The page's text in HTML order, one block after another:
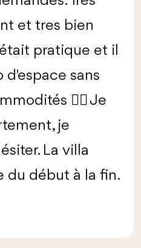
et tres bien
pratique et il
d'espace sans
👌🏻 Je
je
La villa
du début à la fin.